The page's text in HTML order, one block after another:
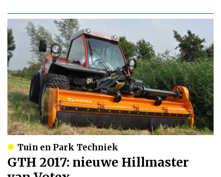
Tuin en Park Techniek
GTH 2017: nieuwe Hillmaster